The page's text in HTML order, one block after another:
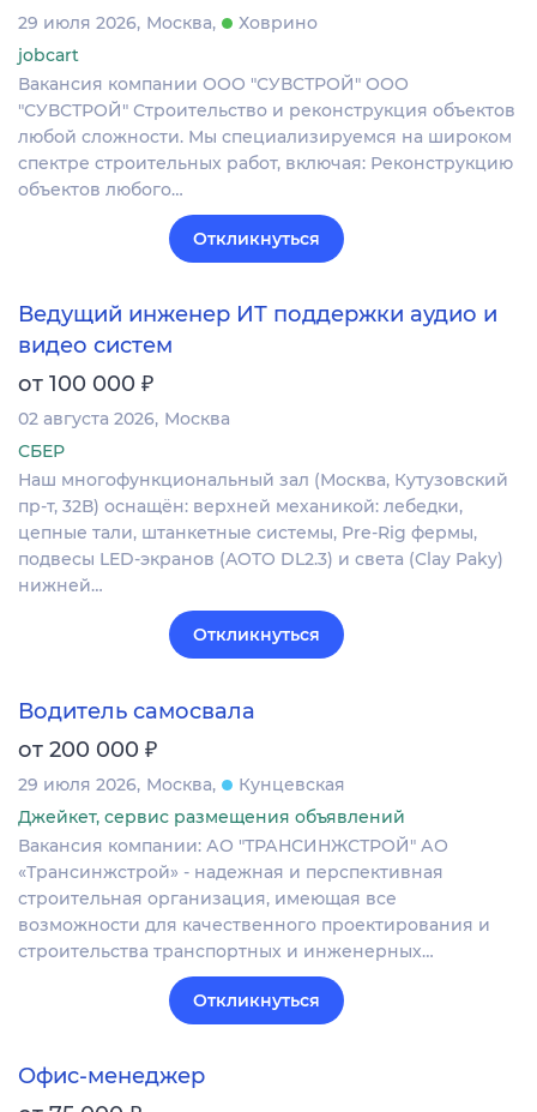
29 июля 2026 Москва
Ховрино
jobcart
Вакансия компании ООО "СУВСТРОЙ" ООО
"СУВСТРОЙ" Строительство и реконструкция объектов
любой сложности. Мы специализируемся на широком
спектре строительных работ, включая: Реконструкцию
объектов любого…
Откликнуться
Ведущий инженер ИТ поддержки аудио и
видео систем
от 100 000 ₽
02 августа 2026 Москва
СБЕР
Наш многофункциональный зал (Москва, Кутузовский
пр-т, 32В) оснащён: верхней механикой: лебедки,
цепные тали, штанкетные системы, Pre-Rig фермы,
подвесы LED-экранов (AOTO DL2.3) и света (Clay Paky)
нижней…
Откликнуться
Водитель самосвала
от 200 000 ₽
29 июля 2026 Москва
Кунцевская
Джейкет, сервис размещения объявлений
Вакансия компании: АО "ТРАНСИНЖСТРОЙ" АО
«Трансинжстрой» - надежная и перспективная
строительная организация, имеющая все
возможности для качественного проектирования и
строительства транспортных и инженерных…
Откликнуться
Офис-менеджер